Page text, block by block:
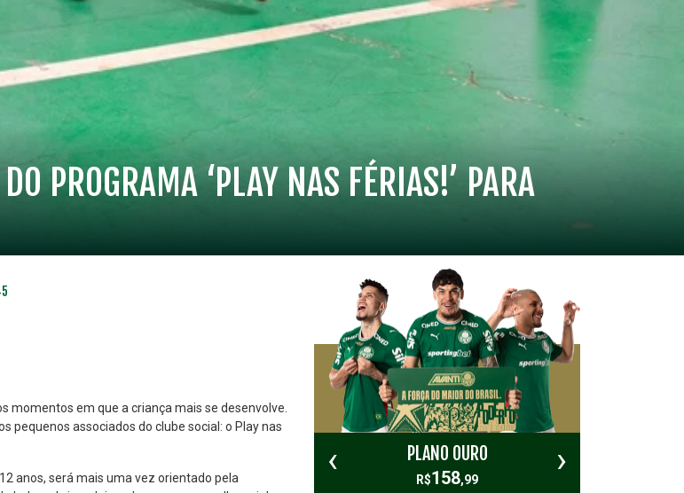
PROGRAMA ‘PLAY NAS FÉRIAS!’ PARA
momentos em que a criança mais se desenvolve.
pequenos associados do clube social: o Play nas
anos, será mais uma vez orientado pela
R$85,52
PLANO OURO
R$158,99
‹ ›